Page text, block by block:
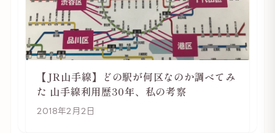
【JR山手線】どの駅が何区なのか調べてみ
た 山手線利用歴30年、私の考察
2018年2月2日